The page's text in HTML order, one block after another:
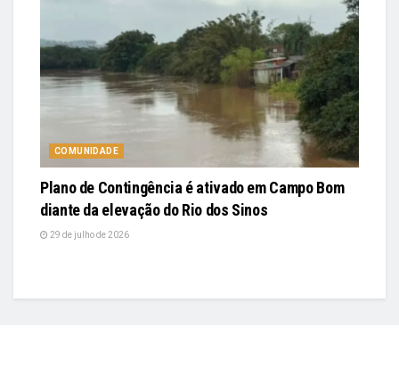
COMUNIDADE
Plano de Contingência é ativado em Campo Bom
diante da elevação do Rio dos Sinos
29 de julho de 2026